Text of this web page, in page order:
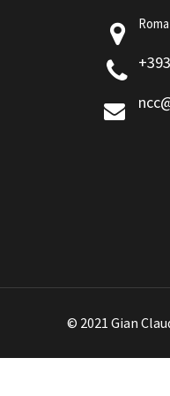
Roma
© 2021 Gian